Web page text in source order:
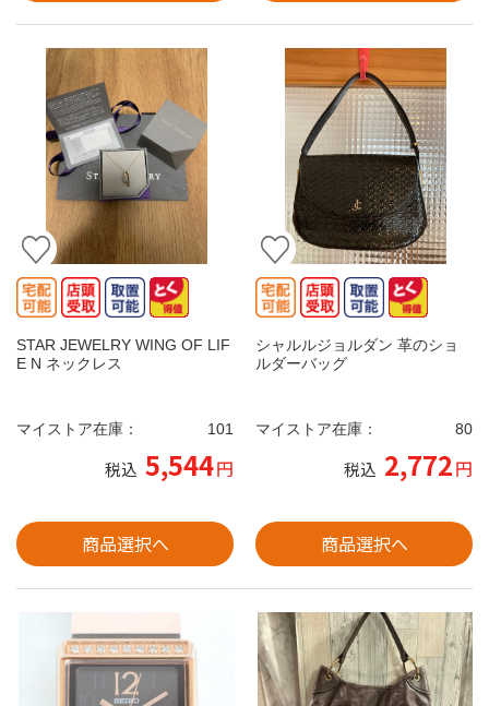
STAR JEWELRY WING OF LIF
E N ネックレス
マイストア在庫： 101
税込 5,544円
商品選択へ
シャルルジョルダン 革のショ
ルダーバッグ
マイストア在庫： 80
税込 2,772円
商品選択へ